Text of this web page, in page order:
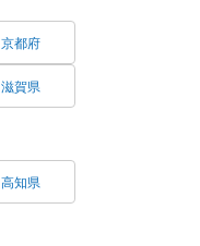
京都府
滋賀県
高知県